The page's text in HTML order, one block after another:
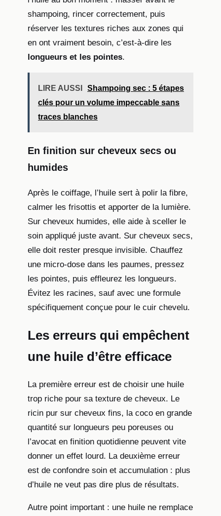
shampoing, rincer correctement, puis
réserver les textures riches aux zones qui
en ont vraiment besoin, c’est-à-dire les
longueurs et les pointes.
LIRE AUSSI
Shampoing sec : 5 étapes
clés pour un volume impeccable sans
traces blanches
En finition sur cheveux secs ou
humides
Après le coiffage, l’huile sert à polir la fibre,
calmer les frisottis et apporter de la lumière.
Sur cheveux humides, elle aide à sceller le
soin appliqué juste avant. Sur cheveux secs,
elle doit rester presque invisible. Chauffez
une micro-dose dans les paumes, pressez
les pointes, puis effleurez les longueurs.
Évitez les racines, sauf avec une formule
spécifiquement conçue pour le cuir chevelu.
Les erreurs qui empêchent
une huile d’être efficace
La première erreur est de choisir une huile
trop riche pour sa texture de cheveux. Le
ricin pur sur cheveux fins, la coco en grande
quantité sur longueurs peu poreuses ou
l’avocat en finition quotidienne peuvent vite
donner un effet lourd. La deuxième erreur
est de confondre soin et accumulation : plus
d’huile ne veut pas dire plus de résultats.
Autre point important : une huile ne remplace